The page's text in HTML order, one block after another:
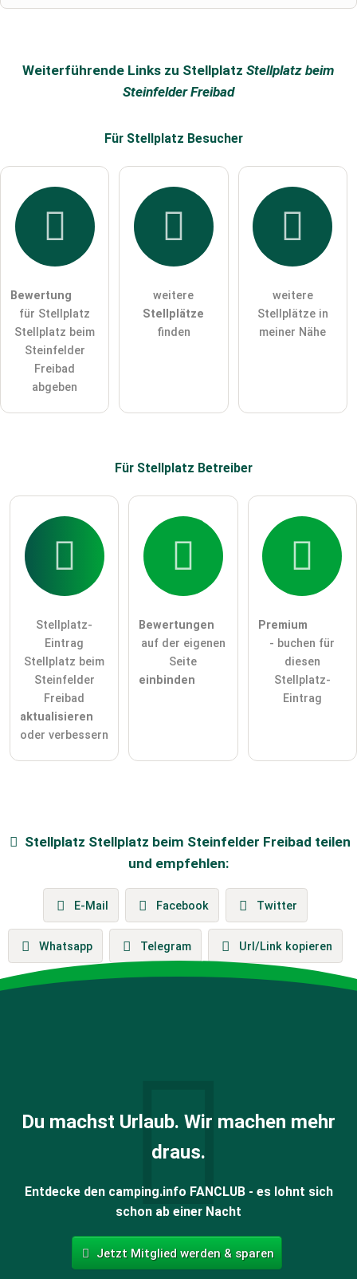
Hiermit akzeptiere ich die .
Die Datenschutzerklärunghabe ich zur Kenntnis genommen.
öffentliche Frage stellen
Hinweis: Bitte beachten Sie, öffentliche Fragen sind
für alle
Besucher sichtbar
Klicken Sie hier um eine
Stellplatz-Eintrag zu stellen
Weiterführende Links zu Stellplatz Stellplatz beim
Steinfelder Freibad
Für Stellplatz Besucher
Bewertung
für Stellplatz
Stellplatz beim
Steinfelder
Freibad
abgeben
weitere
Stellplätze
finden
weitere
Stellplätze in
meiner Nähe
Für Stellplatz Betreiber
Stellplatz-
Eintrag
Stellplatz beim
Steinfelder
Freibad
aktualisieren
oder verbessern
Bewertungen
auf der eigenen
Seite
einbinden
Premium
- buchen für
diesen
Stellplatz-
Eintrag
Stellplatz Stellplatz beim Steinfelder Freibad teilen
und empfehlen:
E-Mail Facebook Twitter
Whatsapp Telegram Url/Link kopieren
Du machst Urlaub. Wir machen mehr
draus.
Entdecke den camping.info FANCLUB - es lohnt sich
schon ab einer Nacht
Jetzt Mitglied werden & sparen